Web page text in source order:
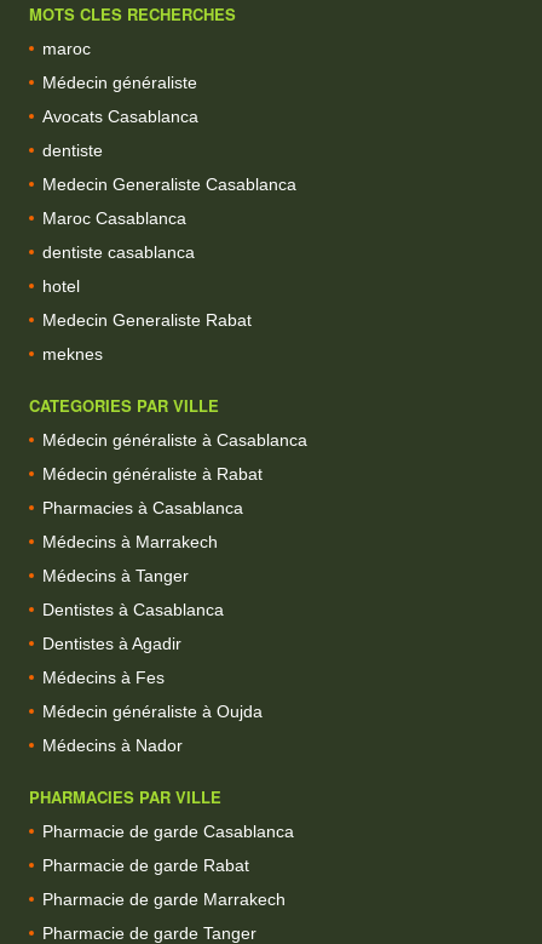
MOTS CLES RECHERCHES
maroc
Médecin généraliste
Avocats Casablanca
dentiste
Medecin Generaliste Casablanca
Maroc Casablanca
dentiste casablanca
hotel
Medecin Generaliste Rabat
meknes
CATEGORIES PAR VILLE
Médecin généraliste à Casablanca
Médecin généraliste à Rabat
Pharmacies à Casablanca
Médecins à Marrakech
Médecins à Tanger
Dentistes à Casablanca
Dentistes à Agadir
Médecins à Fes
Médecin généraliste à Oujda
Médecins à Nador
PHARMACIES PAR VILLE
Pharmacie de garde Casablanca
Pharmacie de garde Rabat
Pharmacie de garde Marrakech
Pharmacie de garde Tanger